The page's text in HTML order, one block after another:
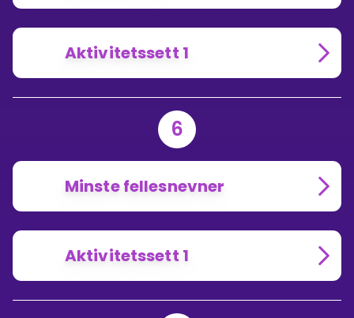
Aktivitetssett 1
6
Minste fellesnevner
Aktivitetssett 1